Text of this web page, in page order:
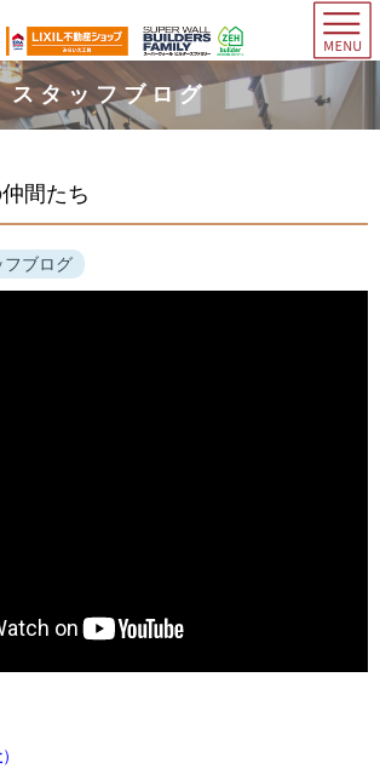
スタッフブログ
間たち
フブログ
）